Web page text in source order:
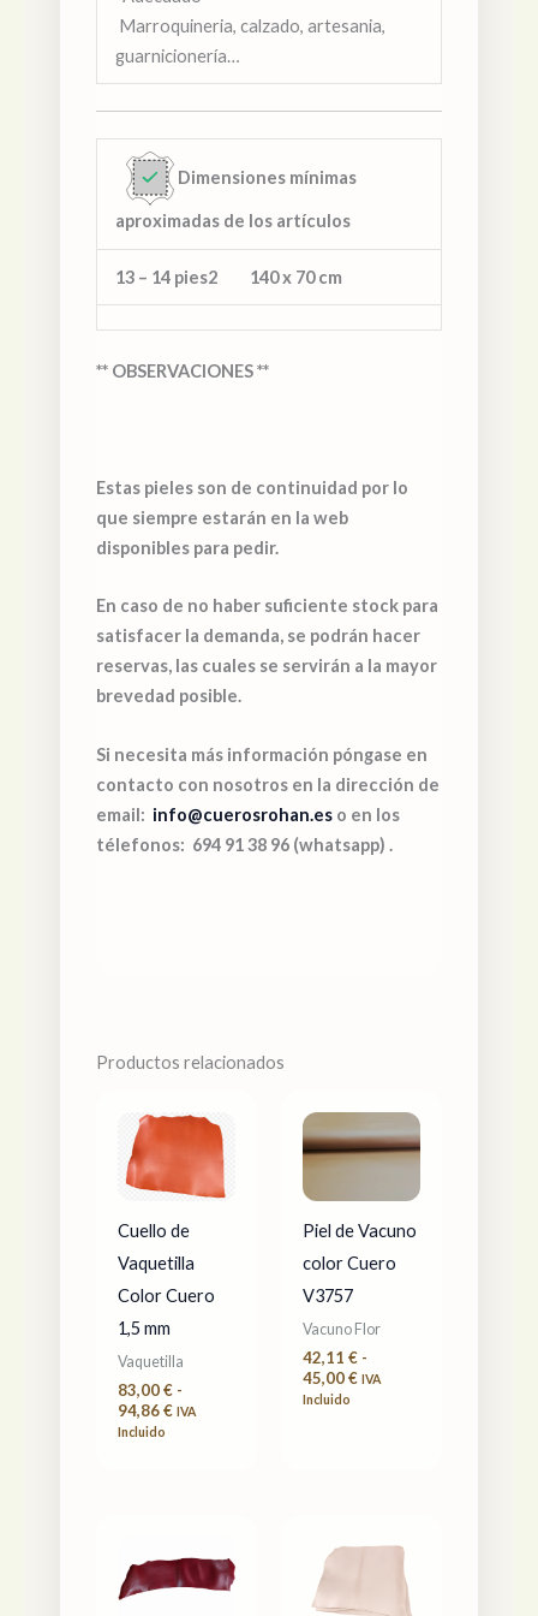
Marroquineria, calzado, artesania,
guarnicionería…
Dimensiones mínimas
aproximadas de los artículos
13 – 14 pies2 140 x 70 cm
** OBSERVACIONES **
Estas pieles son de continuidad por lo
que siempre estarán en la web
disponibles para pedir.
En caso de no haber suficiente stock para
satisfacer la demanda, se podrán hacer
reservas, las cuales se servirán a la mayor
brevedad posible.
Si necesita más información póngase en
contacto con nosotros en la dirección de
email: info@cuerosrohan.es o en los
télefonos: 694 91 38 96 (whatsapp) .
Productos relacionados
Cuello de
Vaquetilla
Color Cuero
1,5 mm
Vaquetilla
83,00€ -
94,86€
de
precios:
desde
hasta
94,86 €
IVA
Incluido
Piel de Vacuno
color Cuero
V3757
Vacuno Flor
42,11 € -
45,00€
precios:
desde
hasta
45,00 €
IVA
Incluido
precios:
desde
de
precios:
75,60 €